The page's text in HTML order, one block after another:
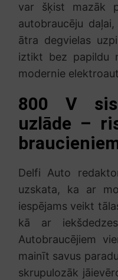
var šķist mazāk
autobraucēju
ātra degvielas
iztikt bez papildu
modernie
800 V
uzlāde –
Delfi Auto
uzskata, ka ar
iespējams veikt
kā ar
Autobraucējiem
mainīt savus
skrupulozāk